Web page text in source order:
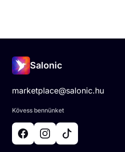
Salonic
marketplace@salonic.hu
Kövess bennünket